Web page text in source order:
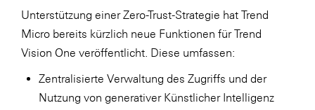
Unterstützung einer Zero-Trust-Strategie hat Trend
Micro bereits kürzlich neue Funktionen für Trend
Vision One veröffentlicht. Diese umfassen:
Zentralisierte Verwaltung des Zugriffs und der
Nutzung von generativer Künstlicher Intelligenz